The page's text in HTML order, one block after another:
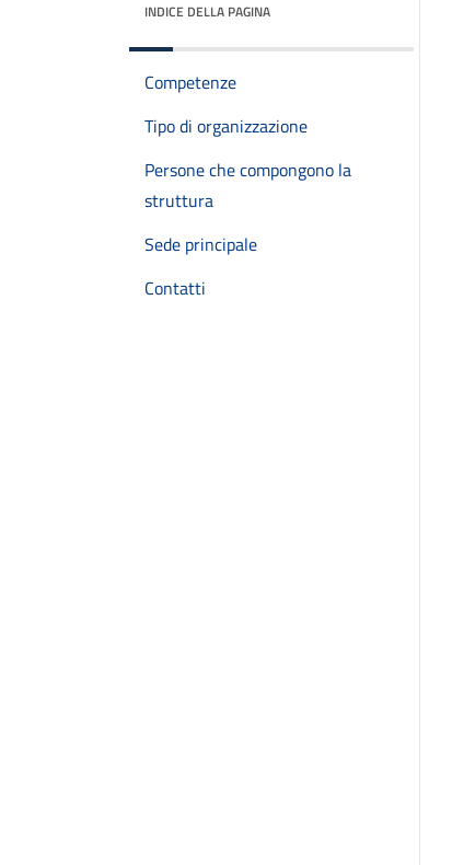
INDICE DELLA PAGINA
Competenze
Tipo di organizzazione
Persone che compongono la
struttura
Sede principale
Contatti